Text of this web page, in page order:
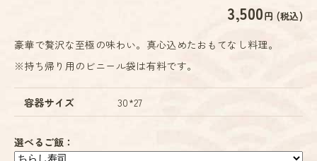
3,500円 (税込)
豪華で贅沢な至極の味わい。真心込めたおもてなし料理。
※持ち帰り用のビニール袋は有料です。
容器サイズ 30*27
選べるご飯：